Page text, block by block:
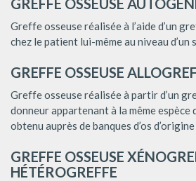
GREFFE OSSEUSE
Greffe osseuse réalisée à l’aide d’un
chez le patient lui-même au niveau d’un
GREFFE OSSEUSE
Greffe osseuse réalisée à partir d’un
donneur appartenant à la même espèce
obtenu auprès de banques d’os
GREFFE OSSEUSE
HÉTÉROGREFFE